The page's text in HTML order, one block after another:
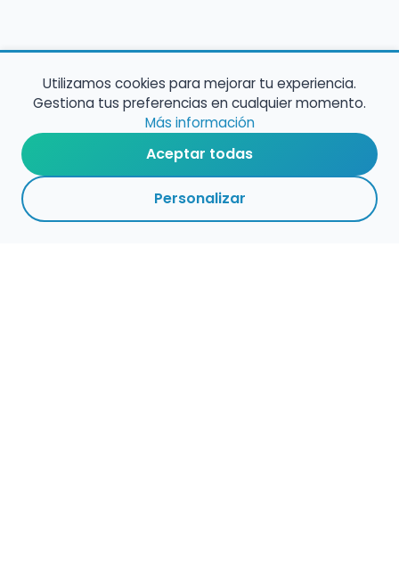
Utilizamos cookies para mejorar tu experiencia.
Gestiona tus preferencias en cualquier momento.
Más información
Aceptar todas
Personalizar